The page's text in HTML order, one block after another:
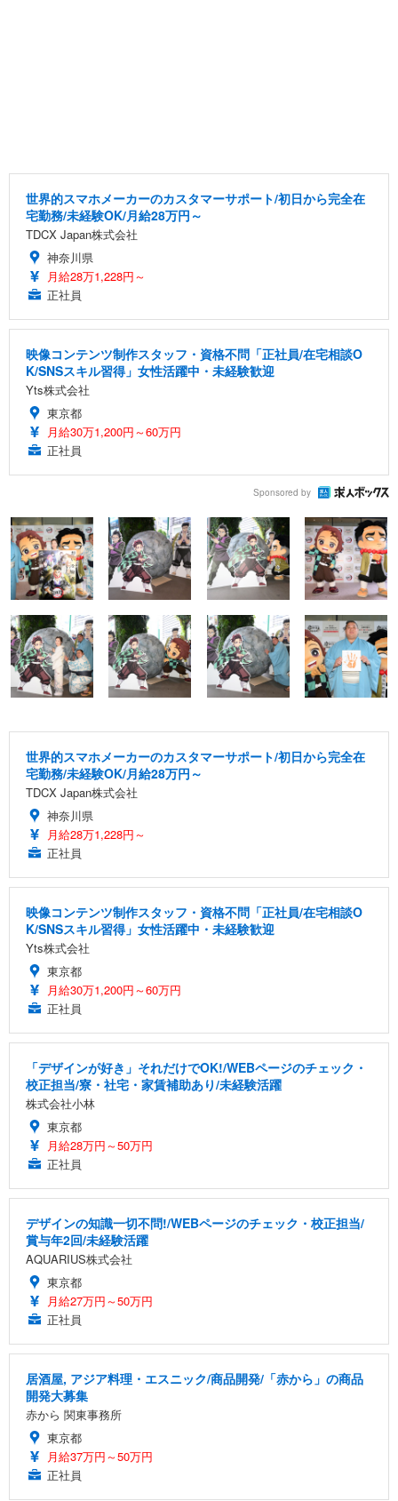
世界的スマホメーカーのカスタマーサポート/初日から完全在
宅勤務/未経験OK/月給28万円～
TDCX Japan株式会社
神奈川県
月給28万1,228円～
正社員
映像コンテンツ制作スタッフ・資格不問「正社員/在宅相談O
K/SNSスキル習得」女性活躍中・未経験歓迎
Yts株式会社
東京都
月給30万1,200円～60万円
正社員
Sponsored by
世界的スマホメーカーのカスタマーサポート/初日から完全在
宅勤務/未経験OK/月給28万円～
TDCX Japan株式会社
神奈川県
月給28万1,228円～
正社員
映像コンテンツ制作スタッフ・資格不問「正社員/在宅相談O
K/SNSスキル習得」女性活躍中・未経験歓迎
Yts株式会社
東京都
月給30万1,200円～60万円
正社員
「デザインが好き」それだけでOK!/WEBページのチェック・
校正担当/寮・社宅・家賃補助あり/未経験活躍
株式会社小林
東京都
月給28万円～50万円
正社員
デザインの知識一切不問!/WEBページのチェック・校正担当/
賞与年2回/未経験活躍
AQUARIUS株式会社
東京都
月給27万円～50万円
正社員
居酒屋, アジア料理・エスニック/商品開発/「赤から」の商品
開発大募集
赤から 関東事務所
東京都
月給37万円～50万円
正社員